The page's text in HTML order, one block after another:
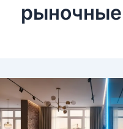
рыночные